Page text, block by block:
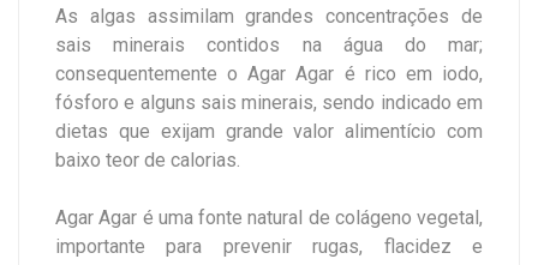
As algas assimilam grandes concentrações de
sais minerais contidos na água do mar;
consequentemente o Agar Agar é rico em iodo,
fósforo e alguns sais minerais, sendo indicado em
dietas que exijam grande valor alimentício com
baixo teor de calorias.
Agar Agar é uma fonte natural de colágeno vegetal,
importante para prevenir rugas, flacidez e